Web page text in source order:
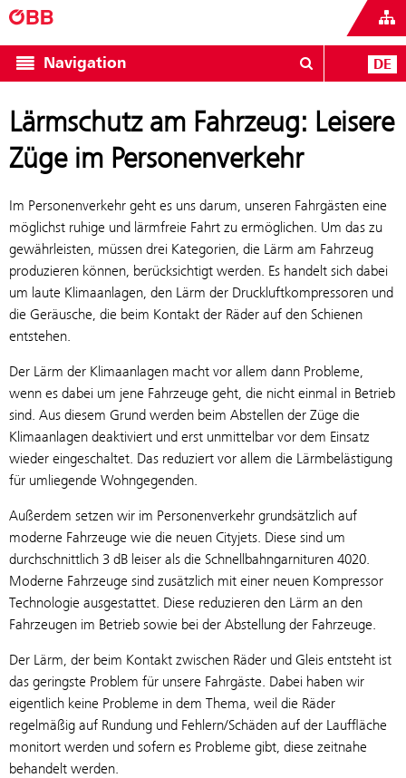
Navigation DE
Lärmschutz am Fahrzeug: Leisere
Züge im Personenverkehr
Im Personenverkehr geht es uns darum, unseren Fahrgästen eine
möglichst ruhige und lärmfreie Fahrt zu ermöglichen. Um das zu
gewährleisten, müssen drei Kategorien, die Lärm am Fahrzeug
produzieren können, berücksichtigt werden. Es handelt sich dabei
um laute Klimaanlagen, den Lärm der Druckluftkompressoren und
die Geräusche, die beim Kontakt der Räder auf den Schienen
entstehen.
Der Lärm der Klimaanlagen macht vor allem dann Probleme,
wenn es dabei um jene Fahrzeuge geht, die nicht einmal in Betrieb
sind. Aus diesem Grund werden beim Abstellen der Züge die
Klimaanlagen deaktiviert und erst unmittelbar vor dem Einsatz
wieder eingeschaltet. Das reduziert vor allem die Lärmbelästigung
für umliegende Wohngegenden.
Außerdem setzen wir im Personenverkehr grundsätzlich auf
moderne Fahrzeuge wie die neuen Cityjets. Diese sind um
durchschnittlich 3 dB leiser als die Schnellbahngarnituren 4020.
Moderne Fahrzeuge sind zusätzlich mit einer neuen Kompressor
Technologie ausgestattet. Diese reduzieren den Lärm an den
Fahrzeugen im Betrieb sowie bei der Abstellung der Fahrzeuge.
Der Lärm, der beim Kontakt zwischen Räder und Gleis entsteht ist
das geringste Problem für unsere Fahrgäste. Dabei haben wir
eigentlich keine Probleme in dem Thema, weil die Räder
regelmäßig auf Rundung und Fehlern/Schäden auf der Lauffläche
monitort werden und sofern es Probleme gibt, diese zeitnahe
behandelt werden.